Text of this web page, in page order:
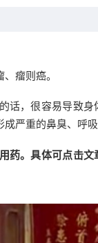
瘤则癌。
话，很容易导致
严重的鼻臭、呼吸
药。具体可点击